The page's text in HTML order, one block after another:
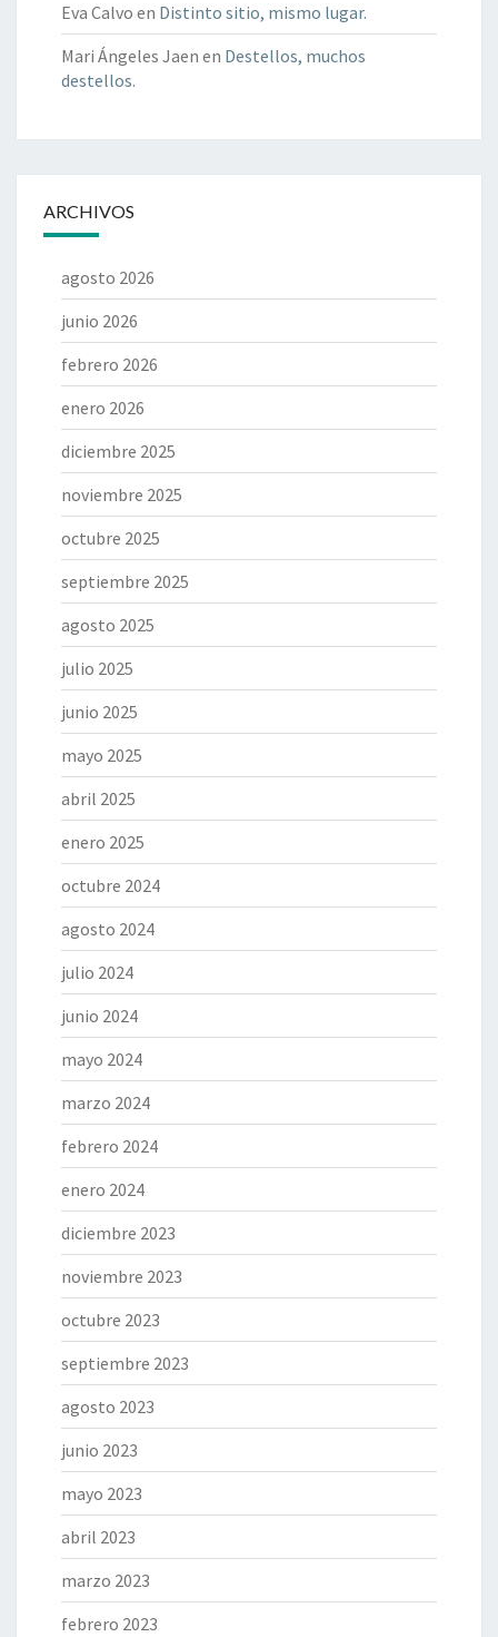
Eva Calvo en Distinto sitio, mismo lugar.
Mari Ángeles Jaen en Destellos, muchos
destellos.
ARCHIVOS
agosto 2026
junio 2026
febrero 2026
enero 2026
diciembre 2025
noviembre 2025
octubre 2025
septiembre 2025
agosto 2025
julio 2025
junio 2025
mayo 2025
abril 2025
enero 2025
octubre 2024
agosto 2024
julio 2024
junio 2024
mayo 2024
marzo 2024
febrero 2024
enero 2024
diciembre 2023
noviembre 2023
octubre 2023
septiembre 2023
agosto 2023
junio 2023
mayo 2023
abril 2023
marzo 2023
febrero 2023